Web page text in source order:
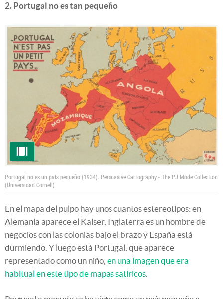
2. Portugal no es tan pequeño
Portugal no es un país pequeño (1934). Persuasive Cartography - The PJ Mode Collection
(Universidad Cornell)
En el mapa del pulpo hay unos cuantos estereotipos: en
Alemania aparece el Kaiser, Inglaterra es un hombre de
negocios con las colonias bajo el brazo y España está
durmiendo. Y luego está Portugal, que aparece
representado como un niño, en una imagen que era
habitual en este tipo de mapas satíricos.